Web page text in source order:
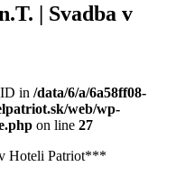
| Svadba v
in /data/6/a/6a58ff08-
web/wp-
on line 27
v Hoteli Patriot***